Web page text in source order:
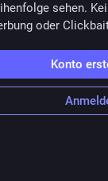
sehen.
oder
Konto